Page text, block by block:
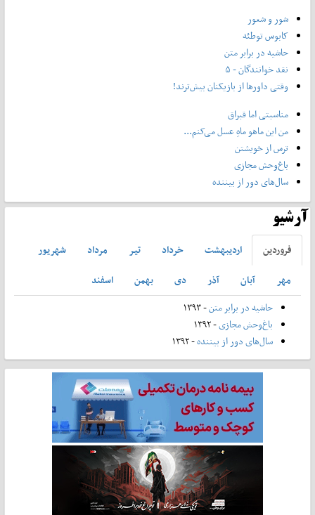
شور و شعور
کابوس توطئه
حاشیه در برابر متن
نقد خوانندگان - ۵
وقتی داورها از بازیکنان بیش‌ترند!
مناسبتی اما قبراق
من این ماهو ماهِ عسل می‌کنم...
ترس از خویشتن
باغ‌وحش مجازی
سال‌های دور از بیننده
آرشیو
فروردين ارديبهشت خرداد تير مرداد
شهريور
مهر
آبان آذر دی بهمن
اسفند
حاشیه در برابر متن- ۱۳۹۳
باغ‌وحش مجازی- ۱۳۹۲
سال‌های دور از بیننده- ۱۳۹۲